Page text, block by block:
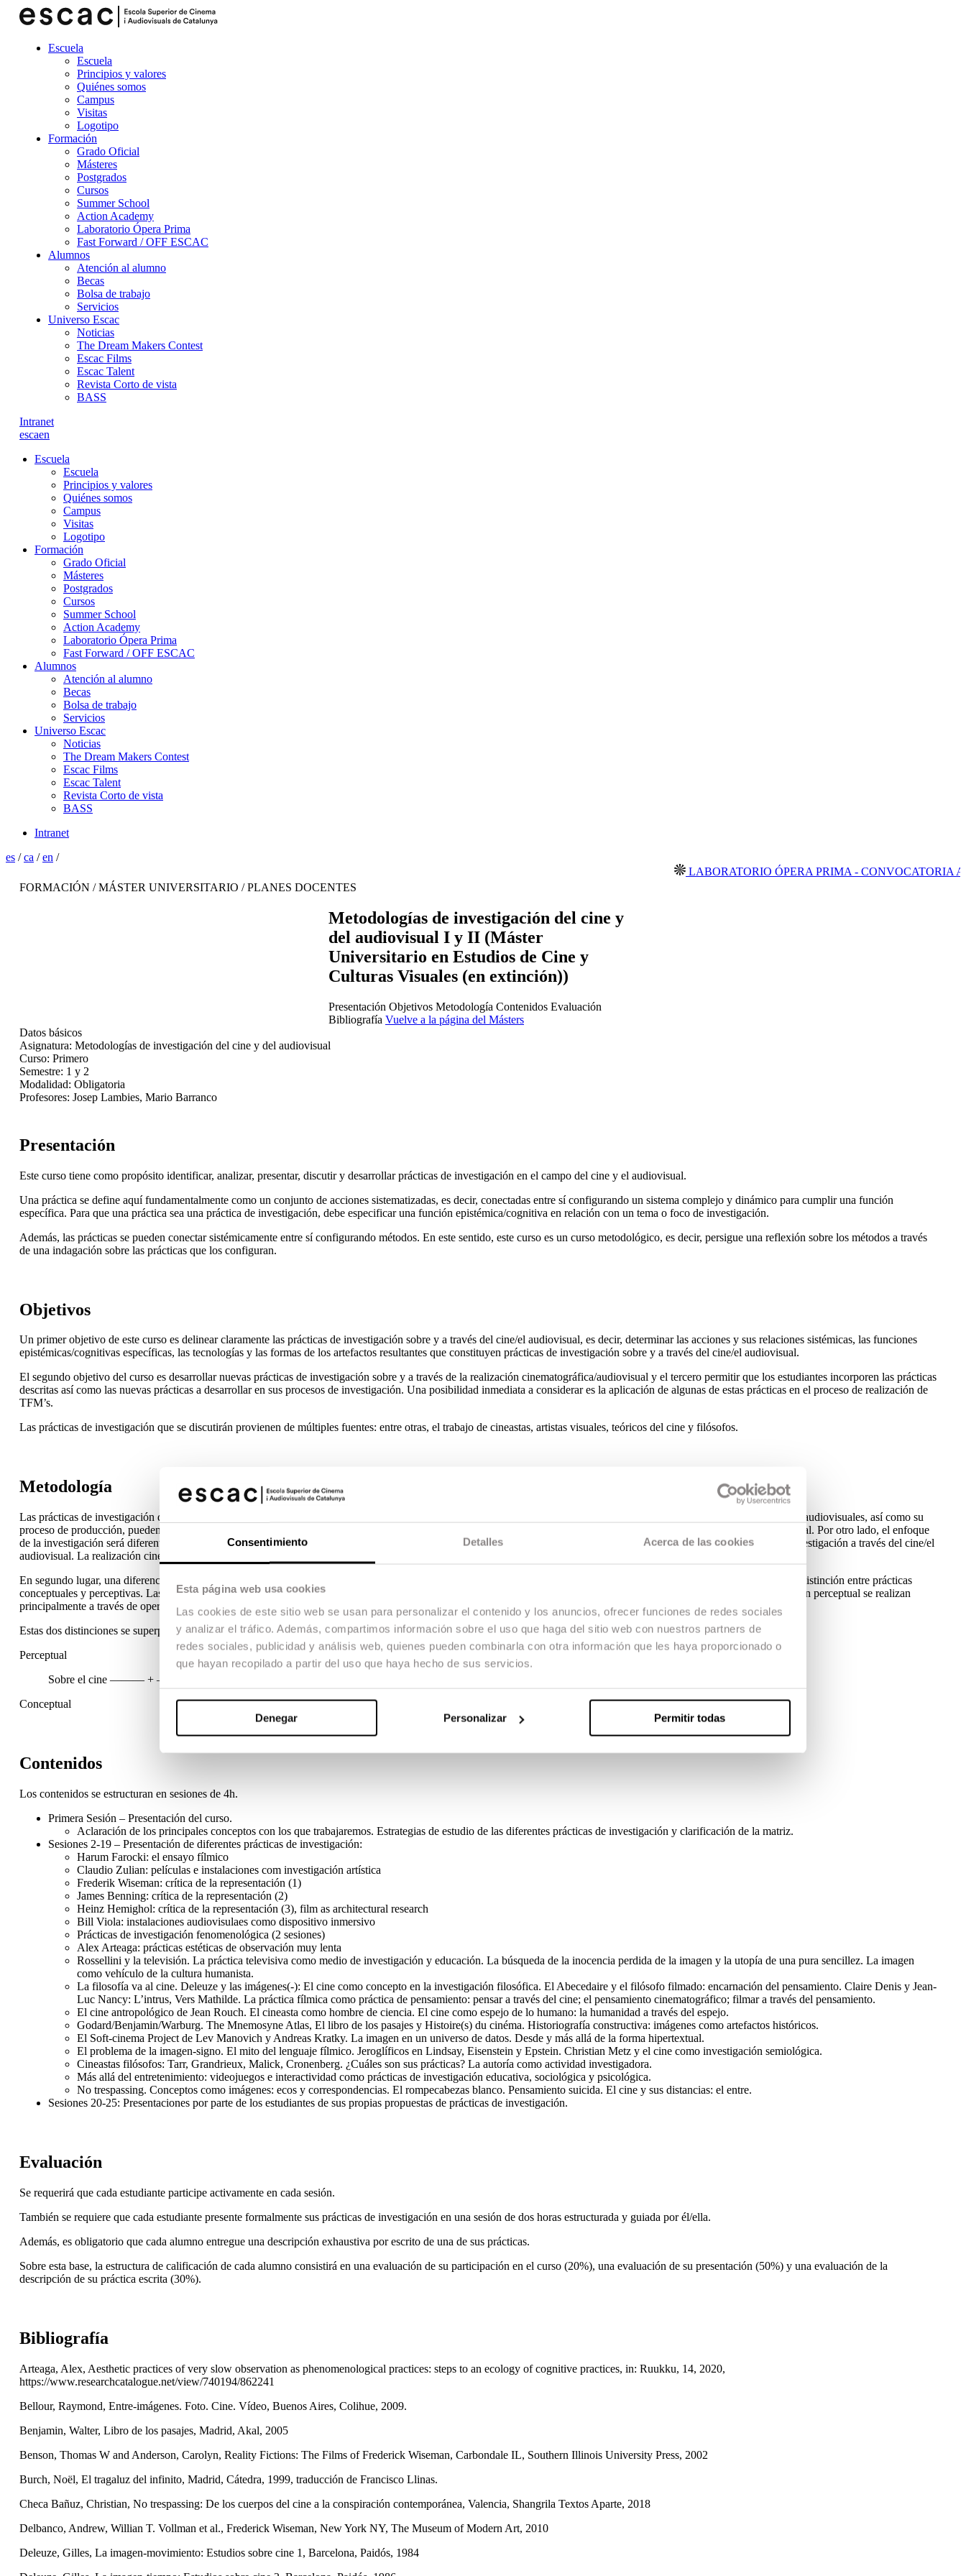
Consentimiento Detalles Acerca de las cookies
Esta página web usa cookies
Las cookies de este sitio web se usan para personalizar el contenido y los anuncios, ofrecer funciones de redes sociales
y analizar el tráfico. Además, compartimos información sobre el uso que haga del sitio web con nuestros partners de
redes sociales, publicidad y análisis web, quienes pueden combinarla con otra información que les haya proporcionado o
que hayan recopilado a partir del uso que haya hecho de sus servicios.
Denegar Personalizar Permitir todas
Escuela
Escuela
Principios y valores
Quiénes somos
Campus
Visitas
Logotipo
Formación
Grado Oficial
Másteres
Postgrados
Cursos
Summer School
Action Academy
Laboratorio Ópera Prima
Fast Forward / OFF ESCAC
Alumnos
Atención al alumno
Becas
Bolsa de trabajo
Servicios
Universo Escac
Noticias
The Dream Makers Contest
Escac Films
Escac Talent
Revista Corto de vista
BASS
Intranet
escaen
Escuela
Escuela
Principios y valores
Quiénes somos
Campus
Visitas
Logotipo
Formación
Grado Oficial
Másteres
Postgrados
Cursos
Summer School
Action Academy
Laboratorio Ópera Prima
Fast Forward / OFF ESCAC
Alumnos
Atención al alumno
Becas
Bolsa de trabajo
Servicios
Universo Escac
Noticias
The Dream Makers Contest
Escac Films
Escac Talent
Revista Corto de vista
BASS
Intranet
es /ca /en /
LABORATORIO ÓPERA PRIMA - CONVOCATORIA ABIERTA
FORMACIÓN / MÁSTER UNIVERSITARIO / PLANES DOCENTES
Metodologías de investigación del cine y
del audiovisual I y II (Máster
Universitario en Estudios de Cine y
Culturas Visuales (en extinción))
Presentación Objetivos Metodología Contenidos Evaluación
Bibliografía Vuelve a la página del Másters
Datos básicos
Asignatura: Metodologías de investigación del cine y del audiovisual
Curso: Primero
Semestre: 1 y 2
Modalidad: Obligatoria
Profesores: Josep Lambies, Mario Barranco
Presentación
Este curso tiene como propósito identificar, analizar, presentar, discutir y desarrollar prácticas de investigación en el campo del cine y el audiovisual.
Una práctica se define aquí fundamentalmente como un conjunto de acciones sistematizadas, es decir, conectadas entre sí configurando un sistema complejo y dinámico para cumplir una función
específica. Para que una práctica sea una práctica de investigación, debe especificar una función epistémica/cognitiva en relación con un tema o foco de investigación.
Además, las prácticas se pueden conectar sistémicamente entre sí configurando métodos. En este sentido, este curso es un curso metodológico, es decir, persigue una reflexión sobre los métodos a través
de una indagación sobre las prácticas que los configuran.
Objetivos
Un primer objetivo de este curso es delinear claramente las prácticas de investigación sobre y a través del cine/el audiovisual, es decir, determinar las acciones y sus relaciones sistémicas, las funciones
epistémicas/cognitivas específicas, las tecnologías y las formas de los artefactos resultantes que constituyen prácticas de investigación sobre y a través del cine/el audiovisual.
El segundo objetivo del curso es desarrollar nuevas prácticas de investigación sobre y a través de la realización cinematográfica/audiovisual y el tercero permitir que los estudiantes incorporen las prácticas
descritas así como las nuevas prácticas a desarrollar en sus procesos de investigación. Una posibilidad inmediata a considerar es la aplicación de algunas de estas prácticas en el proceso de realización de
TFM’s.
Las prácticas de investigación que se discutirán provienen de múltiples fuentes: entre otras, el trabajo de cineastas, artistas visuales, teóricos del cine y filósofos.
Metodología
Las prácticas de investigación que serán tematizadas en este curso se refieren, en primer lugar, a dos tipos de focos de investigación. Por un lado, las películas y los artefactos audiovisuales, así como su
proceso de producción, pueden servir como foco de investigación. En este caso, las prácticas en juego serán consideradas prácticas de investigación sobre el cine/el audiovisual. Por otro lado, el enfoque
de la investigación será diferente al cine, los artefactos audiovisuales y sus procesos de producción. En este caso, las prácticas tematizadas se entenderán como práctica de investigación a través del cine/el
audiovisual. La realización cinematográfica/audiovisual se considerará en este caso como medio en el que se desarrollan las prácticas.
En segundo lugar, una diferenciación adicional entre prácticas se refiere al tipo de acción predominante que configura una práctica. De manera no categórica, aquí se hace la distinción entre prácticas
conceptuales y perceptivas. Las prácticas de investigación conceptual se basan predominantemente en operaciones lógicas basadas en el lenguaje; las prácticas de investigación perceptual se realizan
principalmente a través de operaciones estéticas/aistéticas.
Estas dos distinciones se superponen en una matriz que se puede aplicar a todas las prácticas de investigación:
Perceptual
Sobre el cine ——— + ———A través del cine
Conceptual
Contenidos
Los contenidos se estructuran en sesiones de 4h.
Primera Sesión – Presentación del curso.
Aclaración de los principales conceptos con los que trabajaremos. Estrategias de estudio de las diferentes prácticas de investigación y clarificación de la matriz.
Sesiones 2-19 – Presentación de diferentes prácticas de investigación:
Harum Farocki: el ensayo fílmico
Claudio Zulian: películas e instalaciones com investigación artística
Frederik Wiseman: crítica de la representación (1)
James Benning: crítica de la representación (2)
Heinz Hemighol: crítica de la representación (3), film as architectural research
Bill Viola: instalaciones audiovisulaes como dispositivo inmersivo
Prácticas de investigación fenomenológica (2 sesiones)
Alex Arteaga: prácticas estéticas de observación muy lenta
Rossellini y la televisión. La práctica televisiva como medio de investigación y educación. La búsqueda de la inocencia perdida de la imagen y la utopía de una pura sencillez. La imagen
como vehículo de la cultura humanista.
La filosofía va al cine. Deleuze y las imágenes(-): El cine como concepto en la investigación filosófica. El Abecedaire y el filósofo filmado: encarnación del pensamiento. Claire Denis y Jean-
Luc Nancy: L’intrus, Vers Mathilde. La práctica fílmica como práctica de pensamiento: pensar a través del cine; el pensamiento cinematográfico; filmar a través del pensamiento.
El cine antropológico de Jean Rouch. El cineasta como hombre de ciencia. El cine como espejo de lo humano: la humanidad a través del espejo.
Godard/Benjamin/Warburg. The Mnemosyne Atlas, El libro de los pasajes y Histoire(s) du cinéma. Historiografía constructiva: imágenes como artefactos históricos.
El Soft-cinema Project de Lev Manovich y Andreas Kratky. La imagen en un universo de datos. Desde y más allá de la forma hipertextual.
El problema de la imagen-signo. El mito del lenguaje fílmico. Jeroglíficos en Lindsay, Eisenstein y Epstein. Christian Metz y el cine como investigación semiológica.
Cineastas filósofos: Tarr, Grandrieux, Malick, Cronenberg. ¿Cuáles son sus prácticas? La autoría como actividad investigadora.
Más allá del entretenimiento: videojuegos e interactividad como prácticas de investigación educativa, sociológica y psicológica.
No trespassing. Conceptos como imágenes: ecos y correspondencias. El rompecabezas blanco. Pensamiento suicida. El cine y sus distancias: el entre.
Sesiones 20-25: Presentaciones por parte de los estudiantes de sus propias propuestas de prácticas de investigación.
Evaluación
Se requerirá que cada estudiante participe activamente en cada sesión.
También se requiere que cada estudiante presente formalmente sus prácticas de investigación en una sesión de dos horas estructurada y guiada por él/ella.
Además, es obligatorio que cada alumno entregue una descripción exhaustiva por escrito de una de sus prácticas.
Sobre esta base, la estructura de calificación de cada alumno consistirá en una evaluación de su participación en el curso (20%), una evaluación de su presentación (50%) y una evaluación de la
descripción de su práctica escrita (30%).
Bibliografía
Arteaga, Alex, Aesthetic practices of very slow observation as phenomenological practices: steps to an ecology of cognitive practices, in: Ruukku, 14, 2020,
https://www.researchcatalogue.net/view/740194/862241
Bellour, Raymond, Entre-imágenes. Foto. Cine. Vídeo, Buenos Aires, Colihue, 2009.
Benjamin, Walter, Libro de los pasajes, Madrid, Akal, 2005
Benson, Thomas W and Anderson, Carolyn, Reality Fictions: The Films of Frederick Wiseman, Carbondale IL, Southern Illinois University Press, 2002
Burch, Noël, El tragaluz del infinito, Madrid, Cátedra, 1999, traducción de Francisco Llinas.
Checa Bañuz, Christian, No trespassing: De los cuerpos del cine a la conspiración contemporánea, Valencia, Shangrila Textos Aparte, 2018
Delbanco, Andrew, Willian T. Vollman et al., Frederick Wiseman, New York NY, The Museum of Modern Art, 2010
Deleuze, Gilles, La imagen-movimiento: Estudios sobre cine 1, Barcelona, Paidós, 1984